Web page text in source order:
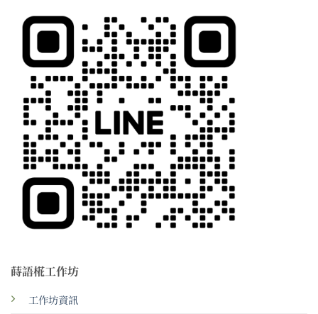
蒔語椛工作坊
工作坊資訊